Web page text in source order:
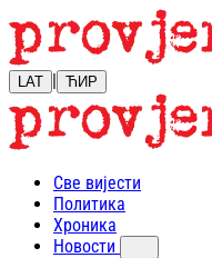
LAT | ЋИР
Све вијести
Политика
Хроника
Новости